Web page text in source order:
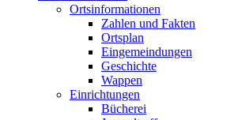
Ortsinformationen
Zahlen und Fakten
Ortsplan
Eingemeindungen
Geschichte
Wappen
Einrichtungen
Bücherei